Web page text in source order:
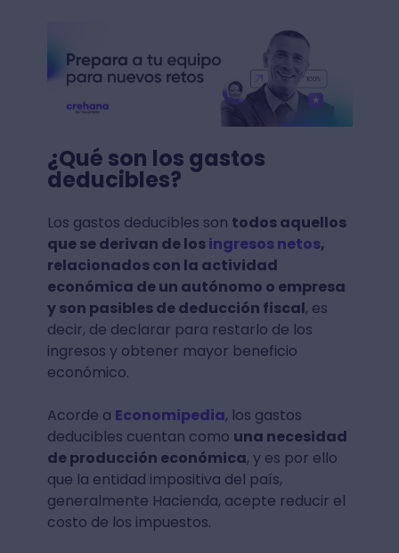
¿Qué son los gastos
deducibles?
Los gastos deducibles son todos aquellos
que se derivan de losingresos netos,
relacionados con la actividad
económica de un autónomo o empresa
y son pasibles de deducción fiscal, es
decir, de declarar para restarlo de los
ingresos y obtener mayor beneficio
económico.
Acorde a Economipedia, los gastos
deducibles cuentan como una necesidad
de producción económica, y es por ello
que la entidad impositiva del país,
generalmente Hacienda, acepte reducir el
costo de los impuestos.